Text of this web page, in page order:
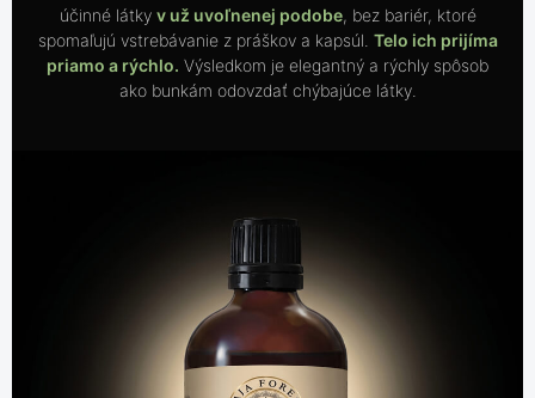
účinné látky v už uvoľnenej podobe, bez bariér, ktoré
spomaľujú vstrebávanie z práškov a kapsúl. Telo ich prijíma
priamo a rýchlo. Výsledkom je elegantný a rýchly spôsob
ako bunkám odovzdať chýbajúce látky.